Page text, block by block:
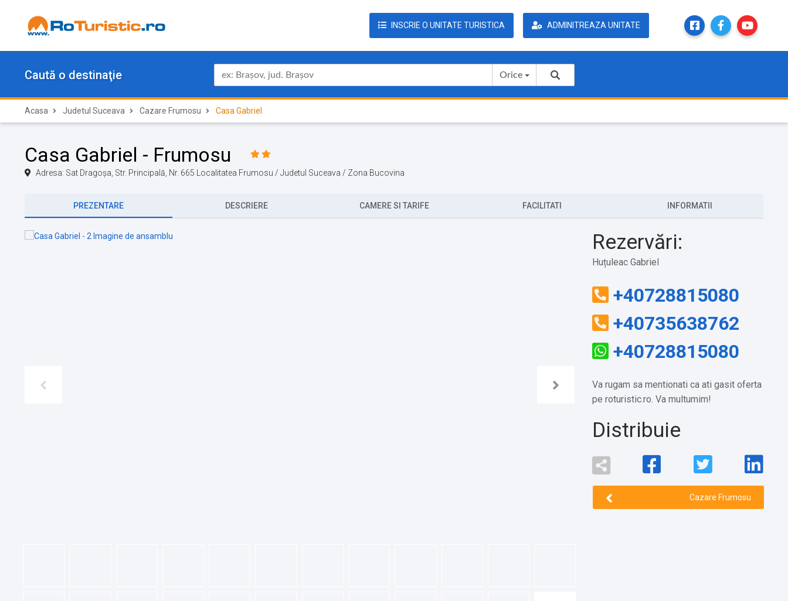
INSCRIE O UNITATE TURISTICA ADMINITREAZA UNITATE
Caută o destinaţie Orice
Acasa Judetul Suceava Cazare Frumosu Casa Gabriel
Casa Gabriel - Frumosu
Adresa: Sat Dragoşa, Str. Principală, Nr. 665 Localitatea Frumosu / Judetul Suceava / Zona Bucovina
PREZENTARE DESCRIERE CAMERE SI TARIFE FACILITATI INFORMATII
Rezervări:
Huțuleac Gabriel
+40728815080
+40735638762
+40728815080
Va rugam sa mentionati ca ati gasit oferta
pe roturistic.ro. Va multumim!
Distribuie
Cazare Frumosu